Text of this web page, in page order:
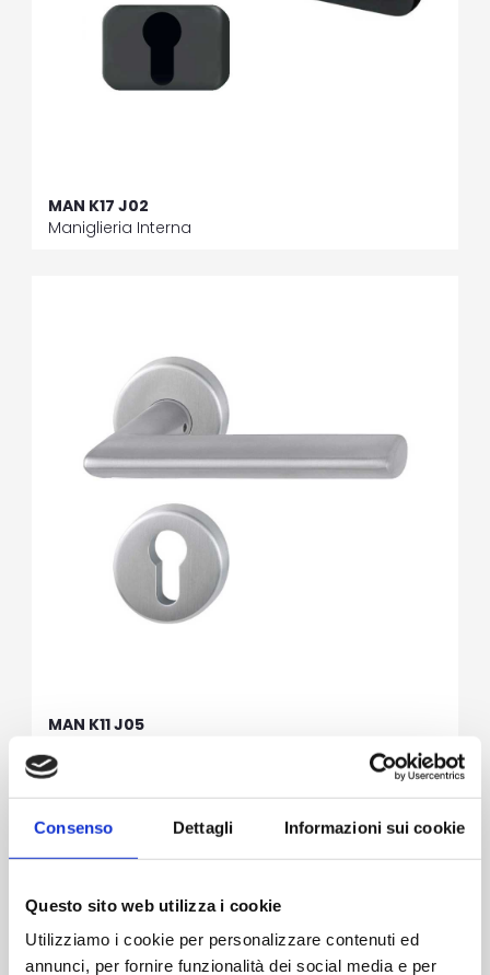
Consenso Dettagli Informazioni sui cookie
Questo sito web utilizza i cookie
Utilizziamo i cookie per personalizzare contenuti ed
annunci, per fornire funzionalità dei social media e per
MAN K17 J02
Maniglieria Interna
MAN K11 J05